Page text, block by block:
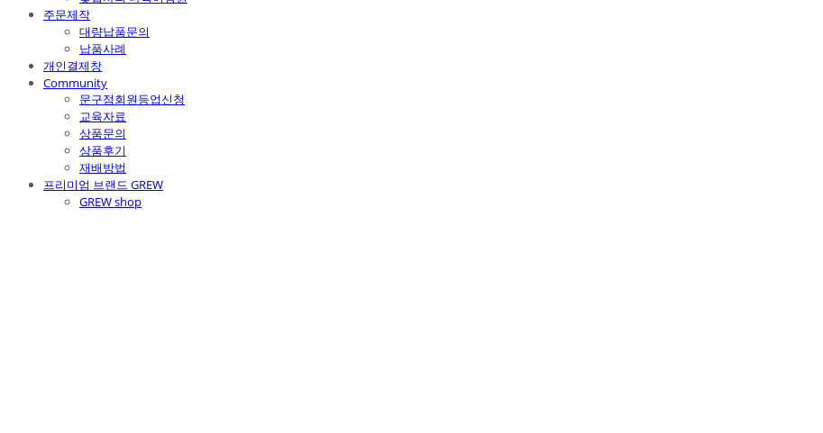
주문제작
대량납품문의
납품사례
개인결제창
Community
문구점회원등업신청
교육자료
상품문의
상품후기
재배방법
프리미엄 브랜드 GREW
GREW shop